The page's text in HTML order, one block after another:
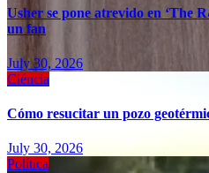
Usher se pone atrevido en ‘The
un fan
July 30, 2026
Ciéncia
Cómo resucitar un pozo
July 30, 2026
Política